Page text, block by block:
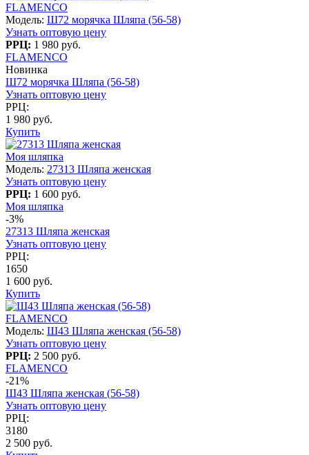
FLAMENCO
Модель: Ш72 морячка Шляпа (56-58)
Узнать оптовую цену
РРЦ: 1 980 руб.
FLAMENCO
Новинка
Ш72 морячка Шляпа (56-58)
Узнать оптовую цену
РРЦ:
1 980 руб.
Купить
Моя шляпка
Модель: 27313 Шляпа женская
Узнать оптовую цену
РРЦ: 1 600 руб.
Моя шляпка
-3%
27313 Шляпа женская
Узнать оптовую цену
РРЦ:
1650
1 600 руб.
Купить
FLAMENCO
Модель: Ш43 Шляпа женская (56-58)
Узнать оптовую цену
РРЦ: 2 500 руб.
FLAMENCO
-21%
Ш43 Шляпа женская (56-58)
Узнать оптовую цену
РРЦ:
3180
2 500 руб.